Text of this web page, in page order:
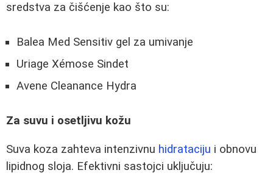
sredstva za čišćenje kao što su:
Balea Med Sensitiv gel za umivanje
Uriage Xémose Sindet
Avene Cleanance Hydra
Za suvu i osetljivu kožu
Suva koza zahteva intenzivnu hidrataciju i obnovu
lipidnog sloja. Efektivni sastojci uključuju: